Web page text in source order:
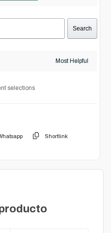
Search
selections
Shortlink